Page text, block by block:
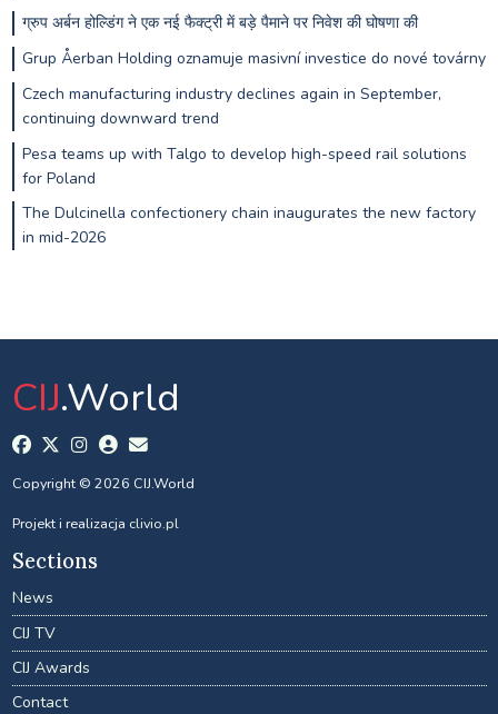
ग्रुप अर्बन होल्डिंग ने एक नई फैक्ट्री में बड़े पैमाने पर निवेश की घोषणा की
Grup Åerban Holding oznamuje masivní investice do nové továrny
Czech manufacturing industry declines again in September,
continuing downward trend
Pesa teams up with Talgo to develop high-speed rail solutions
for Poland
The Dulcinella confectionery chain inaugurates the new factory
in mid-2026
CIJ.World
Copyright © 2026 CIJ.World
Projekt i realizacja clivio.pl
Sections
News
CIJ TV
CIJ Awards
Contact